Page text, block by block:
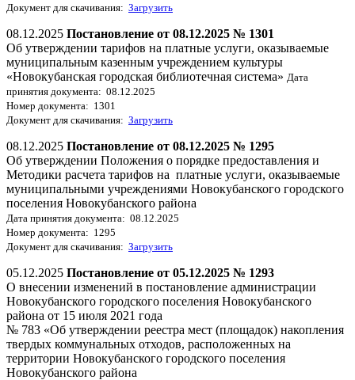
Документ для скачивания: Загрузить
08.12.2025 Постановление от 08.12.2025 № 1301
Об утверждении тарифов на платные услуги, оказываемые
муниципальным казенным учреждением культуры
«Новокубанская городская библиотечная система» Дата
принятия документа: 08.12.2025
Номер документа: 1301
Документ для скачивания: Загрузить
08.12.2025 Постановление от 08.12.2025 № 1295
Об утверждении Положения о порядке предоставления и
Методики расчета тарифов на платные услуги, оказываемые
муниципальными учреждениями Новокубанского городского
поселения Новокубанского района
Дата принятия документа: 08.12.2025
Номер документа: 1295
Документ для скачивания: Загрузить
05.12.2025 Постановление от 05.12.2025 № 1293
О внесении изменений в постановление администрации
Новокубанского городского поселения Новокубанского
района от 15 июля 2021 года
№ 783 «Об утверждении реестра мест (площадок) накопления
твердых коммунальных отходов, расположенных на
территории Новокубанского городского поселения
Новокубанского района